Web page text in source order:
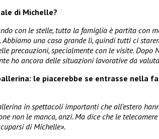
di Michelle?
con le stelle, tutta la famiglia è partita con
Abbiamo una casa grande lì, quindi tutti ci
precauzioni, specialmente con le visite. Dopo
ho ancora delle situazioni lavorative da
le piacerebbe se entrasse nella
in spettacoli importanti che all’estero
non le manca, anzi. Ma dice che le
di Michelle».